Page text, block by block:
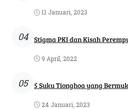
11 Januari, 2023
04 Stigma PKI dan Kisah
9 April, 2022
05 5 Suku Tionghoa yang
24 Januari, 2023